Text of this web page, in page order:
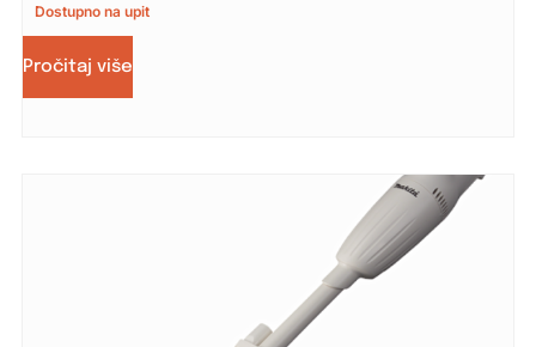
Dostupno na upit
Pročitaj više